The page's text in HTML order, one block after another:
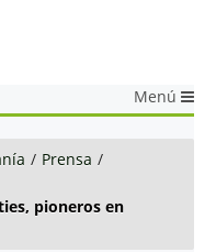
Menú
/ Prensa /
pioneros en